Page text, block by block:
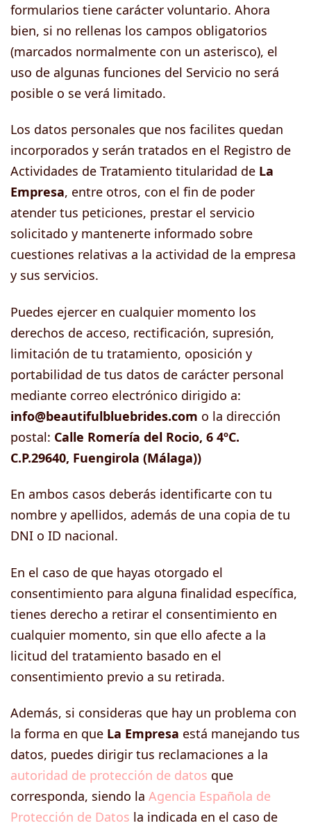
formularios tiene carácter voluntario. Ahora
bien, si no rellenas los campos obligatorios
(marcados normalmente con un asterisco), el
uso de algunas funciones del Servicio no será
posible o se verá limitado.
Los datos personales que nos facilites quedan
incorporados y serán tratados en el Registro de
Actividades de Tratamiento titularidad de La
Empresa, entre otros, con el fin de poder
atender tus peticiones, prestar el servicio
solicitado y mantenerte informado sobre
cuestiones relativas a la actividad de la empresa
y sus servicios.
Puedes ejercer en cualquier momento los
derechos de acceso, rectificación, supresión,
limitación de tu tratamiento, oposición y
portabilidad de tus datos de carácter personal
mediante correo electrónico dirigido a:
info@beautifulbluebrides.com o la dirección
postal: Calle Romería del Rocio, 6 4ºC.
C.P.29640, Fuengirola (Málaga))
En ambos casos deberás identificarte con tu
nombre y apellidos, además de una copia de tu
DNI o ID nacional.
En el caso de que hayas otorgado el
consentimiento para alguna finalidad específica,
tienes derecho a retirar el consentimiento en
cualquier momento, sin que ello afecte a la
licitud del tratamiento basado en el
consentimiento previo a su retirada.
Además, si consideras que hay un problema con
la forma en que La Empresa está manejando tus
datos, puedes dirigir tus reclamaciones a la
autoridad de protección de datos que
corresponda, siendo la Agencia Española de
Protección de Datos la indicada en el caso de